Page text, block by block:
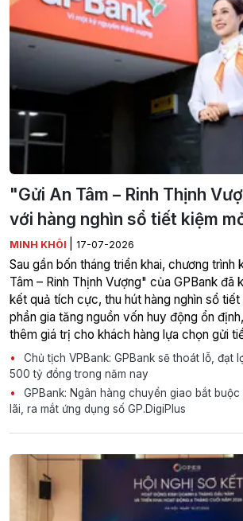
"Gửi An Tâm – Rinh Thịnh
với hàng nghìn sổ tiết kiệm
MINH KHÔI 17-07-2026
Sau gần bốn tháng triển khai, chương trình
Tâm – Rinh Thịnh Vượng" của GPBank đã
kết quả tích cực, thu hút hàng nghìn sổ
phần gia tăng nguồn vốn huy động ổn
thêm giá trị cho khách hàng lựa chọn gửi
Chủ tịch VPBank: GPBank sẽ thoát lỗ, đạt
500 tỷ đồng trong năm nay
GPBank: Ngân hàng chuyển giao bắt
lãi, ra mắt ứng dụng số GP.DigiPlus